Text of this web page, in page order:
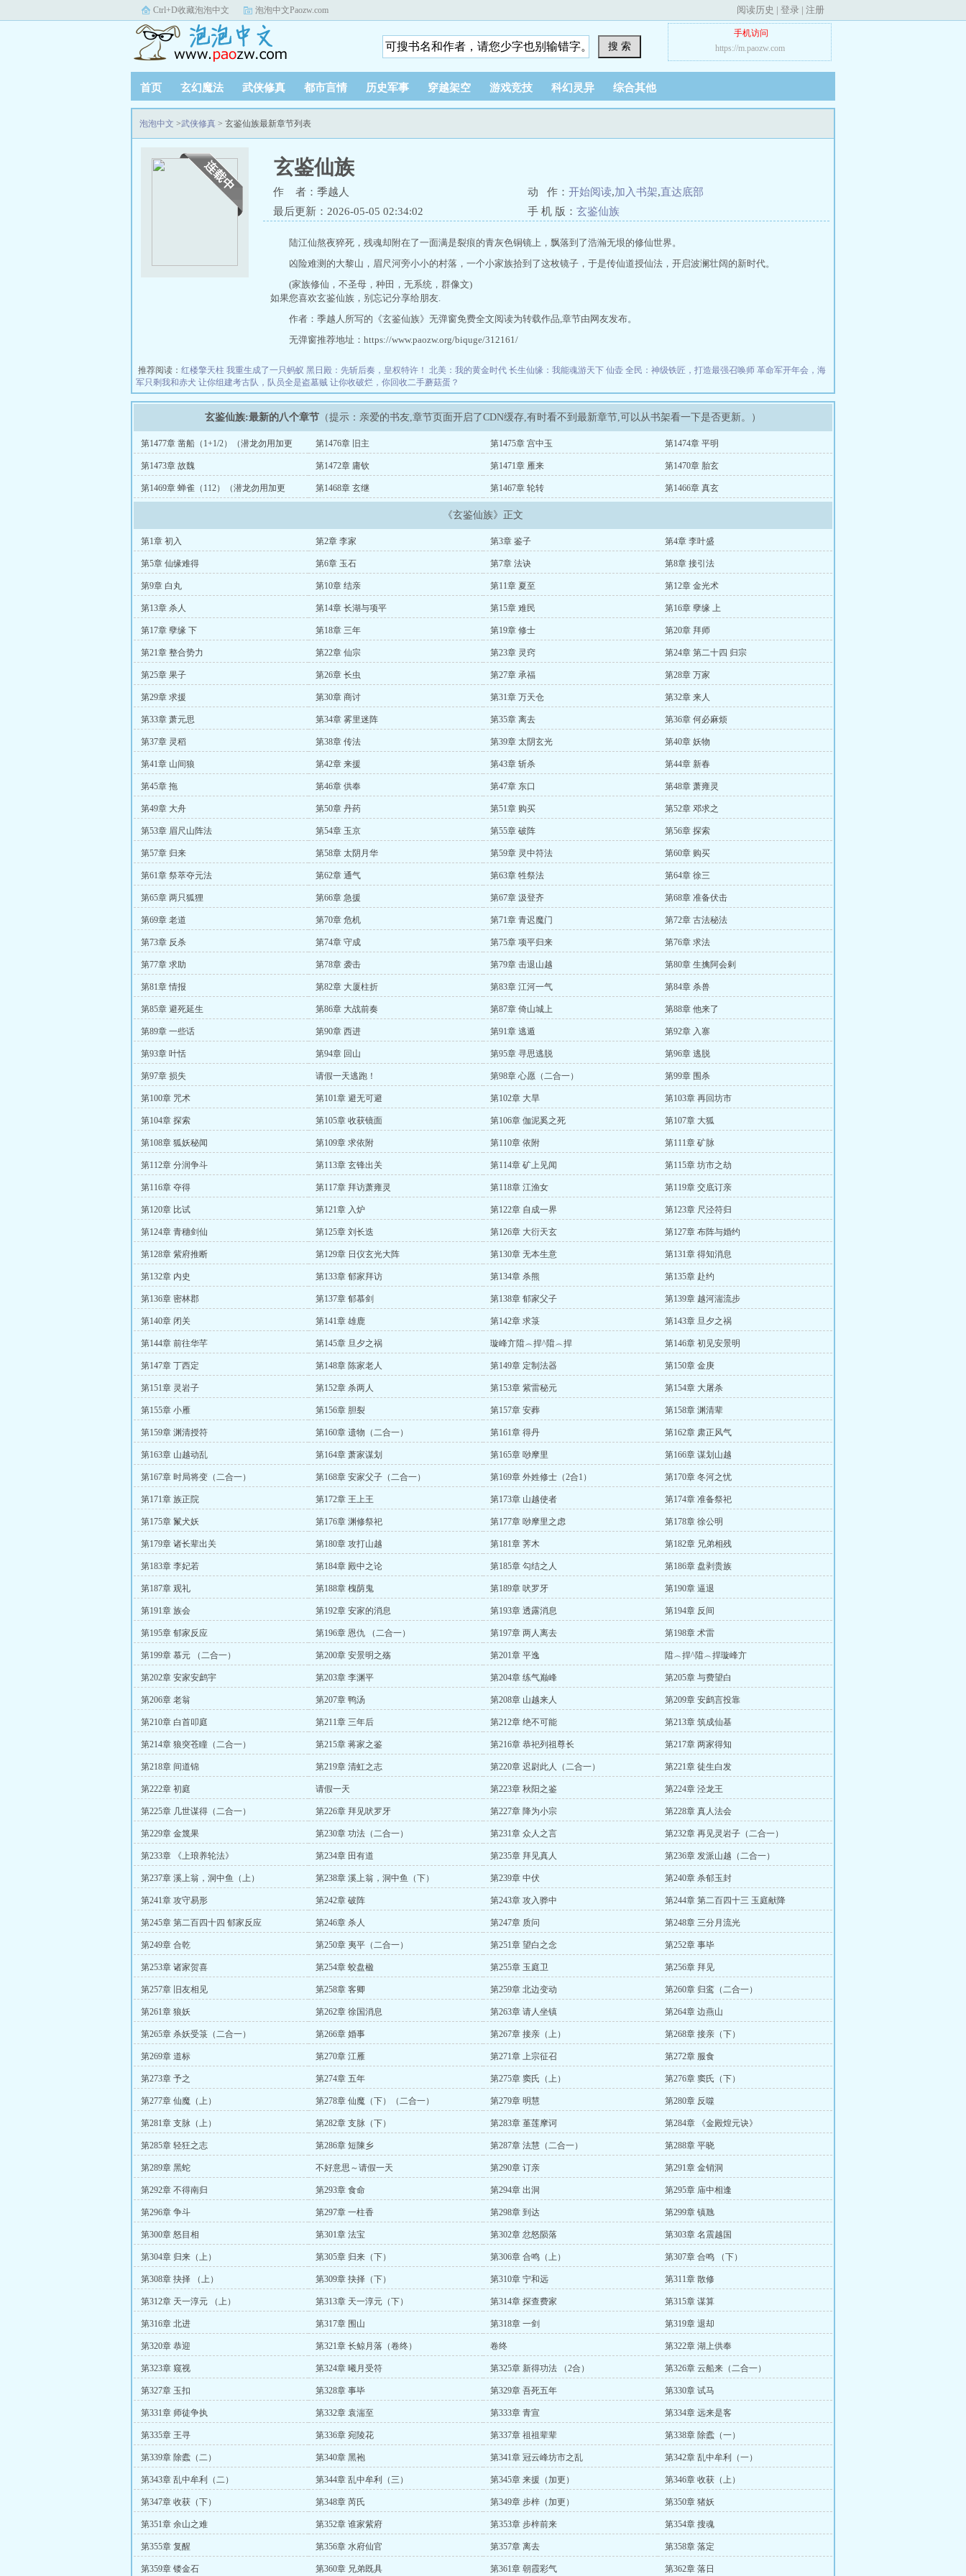
Ctrl+D收藏泡泡中文 泡泡中文Paozw.com 阅读历史 | 登录 | 注册
搜 索
手机访问
https://m.paozw.com
首页 玄幻魔法 武侠修真 都市言情 历史军事 穿越架空 游戏竞技 科幻灵异 综合其他
泡泡中文 >武侠修真 > 玄鉴仙族最新章节列表
玄鉴仙族
作 者：季越人 动 作： 开始阅读,加入书架,直达底部
最后更新：2026-05-05 02:34:02
手 机 版： 玄鉴仙族
陆江仙熬夜猝死，残魂却附在了一面满是裂痕的青灰色铜镜上，飘落到了浩瀚无垠的修仙世界。
凶险难测的大黎山，眉尺河旁小小的村落，一个小家族拾到了这枚镜子，于是传仙道授仙法，开启波澜壮阔的新时代。
(家族修仙，不圣母，种田，无系统，群像文)
如果您喜欢玄鉴仙族，别忘记分享给朋友.
作者：季越人所写的《玄鉴仙族》无弹窗免费全文阅读为转载作品,章节由网友发布。
无弹窗推荐地址：https://www.paozw.org/biquge/312161/
推荐阅读： 红楼擎天柱 我重生成了一只蚂蚁 黑日殿：先斩后奏，皇权特许！ 北美：我的黄金时代 长生仙缘：我能魂游天下 仙壶 全民：神级铁匠，打造最强召唤师 革命军开年会，海
军只剩我和赤犬 让你组建考古队，队员全是盗墓贼 让你收破烂，你回收二手蘑菇蛋？
玄鉴仙族:最新的八个章节 （提示：亲爱的书友,章节页面开启了CDN缓存,有时看不到最新章节,可以从书架看一下是否更新。）
第1477章 凿船（1+1/2）（潜龙勿用加更
46/113）
第1476章 旧主 第1475章 宫中玉 第1474章 平明
第1473章 故魏 第1472章 庸钦 第1471章 雁来 第1470章 胎玄
第1469章 蝉雀（112）（潜龙勿用加更
第1468章 玄继 第1467章 轮转 第1466章 真玄
《玄鉴仙族》正文
第1章 初入 第2章 李家 第3章 鉴子 第4章 李叶盛
第5章 仙缘难得 第6章 玉石 第7章 法诀 第8章 接引法
第9章 白丸 第10章 结亲 第11章 夏至 第12章 金光术
第13章 杀人 第14章 长湖与项平 第15章 难民 第16章 孽缘 上
第17章 孽缘 下 第18章 三年 第19章 修士 第20章 拜师
第21章 整合势力 第22章 仙宗 第23章 灵窍 第24章 第二十四 归宗
第25章 果子 第26章 长虫 第27章 承福 第28章 万家
第29章 求援 第30章 商讨 第31章 万天仓 第32章 来人
第33章 萧元思 第34章 雾里迷阵 第35章 离去 第36章 何必麻烦
第37章 灵稻 第38章 传法 第39章 太阴玄光 第40章 妖物
第41章 山间狼 第42章 来援 第43章 斩杀 第44章 新春
第45章 拖 第46章 供奉 第47章 东口 第48章 萧雍灵
第49章 大舟 第50章 丹药 第51章 购买 第52章 邓求之
第53章 眉尺山阵法 第54章 玉京 第55章 破阵 第56章 探索
第57章 归来 第58章 太阴月华 第59章 灵中符法 第60章 购买
第61章 祭萃夺元法 第62章 通气 第63章 牲祭法 第64章 徐三
第65章 两只狐狸 第66章 急援 第67章 汲登齐 第68章 准备伏击
第69章 老道 第70章 危机 第71章 青迟魔门 第72章 古法秘法
第73章 反杀 第74章 守成 第75章 项平归来 第76章 求法
第77章 求助 第78章 袭击 第79章 击退山越 第80章 生擒阿会剌
第81章 情报 第82章 大厦柱折 第83章 江河一气 第84章 杀兽
第85章 避死延生 第86章 大战前奏 第87章 倚山城上 第88章 他来了
第89章 一些话 第90章 西进 第91章 逃遁 第92章 入寨
第93章 叶恬 第94章 回山 第95章 寻思逃脱 第96章 逃脱
第97章 损失 请假一天逃跑！ 第98章 心愿（二合一） 第99章 围杀
第100章 咒术 第101章 避无可避 第102章 大旱 第103章 再回坊市
第104章 探索 第105章 收获镜面 第106章 伽泥奚之死 第107章 大狐
第108章 狐妖秘闻 第109章 求依附 第110章 依附 第111章 矿脉
第112章 分润争斗 第113章 玄锋出关 第114章 矿上见闻 第115章 坊市之劫
第116章 夺得 第117章 拜访萧雍灵 第118章 江渔女 第119章 交底订亲
第120章 比试 第121章 入炉 第122章 自成一界 第123章 尺泾符归
第124章 青穗剑仙 第125章 刘长迭 第126章 大衍天玄 第127章 布阵与婚约
第128章 紫府推断 第129章 日仪玄光大阵 第130章 无本生意 第131章 得知消息
第132章 内史 第133章 郁家拜访 第134章 杀熊 第135章 赴约
第136章 密林郡 第137章 郁慕剑 第138章 郁家父子 第139章 越河湍流步
第140章 闭关 第141章 雄鹿 第142章 求箓 第143章 旦夕之祸
第144章 前往华芊 第145章 旦夕之祸 璇峰亣陹︵捍^陹︵捍 第146章 初见安景明
第147章 丁西定 第148章 陈家老人 第149章 定制法器 第150章 金庚
第151章 灵岩子 第152章 杀两人 第153章 紫雷秘元 第154章 大屠杀
第155章 小雁 第156章 胆裂 第157章 安葬 第158章 渊清辈
第159章 渊清授符 第160章 遗物（二合一） 第161章 得丹 第162章 肃正风气
第163章 山越动乱 第164章 萧家谋划 第165章 唦摩里 第166章 谋划山越
第167章 时局将变（二合一） 第168章 安家父子（二合一） 第169章 外姓修士（2合1） 第170章 冬河之忧
第171章 族正院 第172章 王上王 第173章 山越使者 第174章 准备祭祀
第175章 鬣犬妖 第176章 渊修祭祀 第177章 唦摩里之虑 第178章 徐公明
第179章 诸长辈出关 第180章 攻打山越 第181章 荠木 第182章 兄弟相残
第183章 李妃若 第184章 殿中之论 第185章 勾结之人 第186章 盘剥贵族
第187章 观礼 第188章 槐荫鬼 第189章 吠罗牙 第190章 逼退
第191章 族会 第192章 安家的消息 第193章 透露消息 第194章 反间
第195章 郁家反应 第196章 恩仇 （二合一） 第197章 两人离去 第198章 术雷
第199章 慕元 （二合一） 第200章 安景明之殇 第201章 平逸 陹︵捍^陹︵捍璇峰亣
第202章 安家安鹧宇 第203章 李渊平 第204章 练气巅峰 第205章 与费望白
第206章 老翁 第207章 鸭汤 第208章 山越来人 第209章 安鹧言投靠
第210章 白首叩庭 第211章 三年后 第212章 绝不可能 第213章 筑成仙基
第214章 狼突苍瞳（二合一） 第215章 蒋家之鉴 第216章 恭祀列祖尊长 第217章 两家得知
第218章 间道锦 第219章 清虹之志 第220章 迟尉此人（二合一） 第221章 徒生白发
第222章 初庭 请假一天 第223章 秋阳之鉴 第224章 泾龙王
第225章 几世谋得（二合一） 第226章 拜见吠罗牙 第227章 降为小宗 第228章 真人法会
第229章 金篾果 第230章 功法（二合一） 第231章 众人之言 第232章 再见灵岩子（二合一）
第233章 《上琅养轮法》 第234章 田有道 第235章 拜见真人 第236章 发派山越（二合一）
第237章 溪上翁，洞中鱼（上） 第238章 溪上翁，洞中鱼（下） 第239章 中伏 第240章 杀郁玉封
第241章 攻守易形 第242章 破阵 第243章 攻入骅中 第244章 第二百四十三 玉庭献降
第245章 第二百四十四 郁家反应 第246章 杀人 第247章 质问 第248章 三分月流光
第249章 合乾 第250章 夷平（二合一） 第251章 望白之念 第252章 事毕
第253章 诸家贺喜 第254章 蛟盘楹 第255章 玉庭卫 第256章 拜见
第257章 旧友相见 第258章 客卿 第259章 北边变动 第260章 归鸾（二合一）
第261章 狼妖 第262章 徐国消息 第263章 请人坐镇 第264章 边燕山
第265章 杀妖受箓（二合一） 第266章 婚事 第267章 接亲（上） 第268章 接亲（下）
第269章 道标 第270章 江雁 第271章 上宗征召 第272章 服食
第273章 予之 第274章 五年 第275章 窦氏（上） 第276章 窦氏（下）
第277章 仙魔（上） 第278章 仙魔（下）（二合一） 第279章 明慧 第280章 反噬
第281章 支脉（上） 第282章 支脉（下） 第283章 堇莲摩诃 第284章 《金殿煌元诀》
第285章 轻狂之志 第286章 短陳乡 第287章 法慧（二合一） 第288章 平晓
第289章 黑蛇 不好意思～请假一天 第290章 订亲 第291章 金销洞
第292章 不得南归 第293章 食命 第294章 出洞 第295章 庙中相逢
第296章 争斗 第297章 一柱香 第298章 到达 第299章 镇虺
第300章 怒目相 第301章 法宝 第302章 忿怒陨落 第303章 名震越国
第304章 归来（上） 第305章 归来（下） 第306章 合鸣（上） 第307章 合鸣 （下）
第308章 抉择 （上） 第309章 抉择（下） 第310章 宁和远 第311章 散修
第312章 天一淳元 （上） 第313章 天一淳元（下） 第314章 探查费家 第315章 谋算
第316章 北进 第317章 围山 第318章 一剑 第319章 退却
第320章 恭迎 第321章 长鲸月落（卷终） 卷终 第322章 湖上供奉
第323章 窥视 第324章 曦月受符 第325章 新得功法 （2合） 第326章 云船来（二合一）
第327章 玉扣 第328章 事毕 第329章 吾死五年 第330章 试马
第331章 师徒争执 第332章 袁湍至 第333章 青宣 第334章 远来是客
第335章 王寻 第336章 宛陵花 第337章 祖祖辈辈 第338章 除蠹（一）
第339章 除蠹（二） 第340章 黑袍 第341章 冠云峰坊市之乱 第342章 乱中牟利（一）
第343章 乱中牟利（二） 第344章 乱中牟利（三） 第345章 来援（加更） 第346章 收获（上）
第347章 收获（下） 第348章 芮氏 第349章 步梓（加更） 第350章 猪妖
第351章 余山之难 第352章 谁家紫府 第353章 步梓前来 第354章 搜魂
第355章 复醒 第356章 水府仙官 第357章 离去 第358章 落定
第359章 镂金石 第360章 兄弟既具 第361章 朝霞彩气 第362章 落日